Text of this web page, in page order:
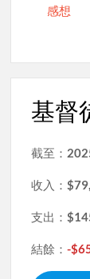
感想
基督
截至：
收入：
支出：
結餘：-